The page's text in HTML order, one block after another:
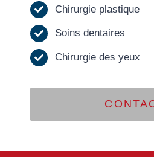
Chirurgie plastique
Soins dentaires
Chirurgie des yeux